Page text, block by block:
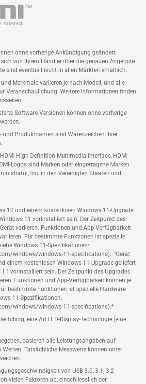
ohne vorherige Ankündigung geändert
von Ihrem Händler über die genauen Angebote
sind eventuell nicht in allen Märkten erhältlich.
Merkmale variieren je nach Modell, und alle
Veranschaulichung. Weitere Informationen finden
Software-Versionen können ohne vorherige
und Produktnamen sind Warenzeichen ihrer
High-Definition Multimedia Interface, HDMI
Logos sind Marken oder eingetragene Marken
Inc. in den Vereinigten Staaten und
10 und einem kostenlosen Windows 11-Upgrade
11 vorinstalliert sein. Der Zeitpunkt des
variieren. Funktionen und App-Verfügbarkeit
Für bestimmte Funktionen ist spezielle
Windows 11-Spezifikationen:
windows/windows-11-specifications). ¹Gerät
einem kostenlosen Windows 11-Upgrade geliefert
vorinstalliert sein. Der Zeitpunkt des Upgrades
Funktionen und App-Verfügbarkeit können je
bestimmte Funktionen ist spezielle Hardware
11-Spezifikationen:
windows/windows-11-specifications).*
eine Art LED-Display-Technologie (eine
basieren alle Leistungsangaben auf
Werten. Tatsächliche Messwerte können unter
von USB 3.0, 3.1, 3.2
vielen Faktoren ab, einschliesslich der